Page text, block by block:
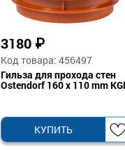
3180 ₽
Код товара: 456497
Гильза для прохода стен
Ostendorf 160 x 110 mm
КУПИТЬ